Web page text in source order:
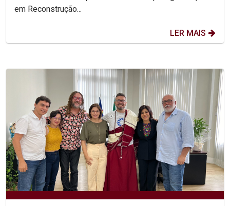
em Reconstrução...
LER MAIS